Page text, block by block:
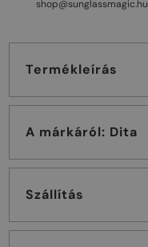
shop@sunglassmagic.hu
Termékleírás
A márkáról: Dita
Szállítás